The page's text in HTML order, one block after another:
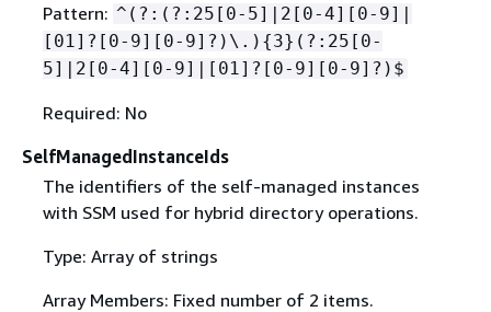
Pattern: ^(?:(?:25[0-5]|2[0-4][0-9]|
[01]?[0-9][0-9]?)\.) {3}(?:25[0-
5]|2[0-4][0-9]|[01]?[0-9][0-9]?)$
Required: No
SelfManagedInstanceIds
The identifiers of the self-managed instances
with SSM used for hybrid directory operations.
Type: Array of strings
Array Members: Fixed number of 2 items.